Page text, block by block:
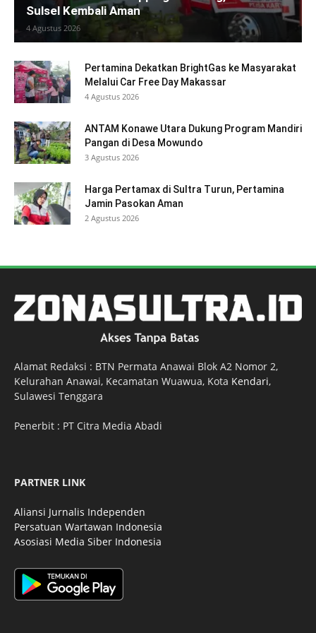
Sulsel Kembali Aman
4 Agustus 2026
Pertamina Dekatkan BrightGas ke Masyarakat
Melalui Car Free Day Makassar
4 Agustus 2026
ANTAM Konawe Utara Dukung Program Mandiri
Pangan di Desa Mowundo
3 Agustus 2026
Harga Pertamax di Sultra Turun, Pertamina
Jamin Pasokan Aman
2 Agustus 2026
Alamat Redaksi : BTN Permata Anawai Blok A2 Nomor 2,
Kelurahan Anawai, Kecamatan Wuawua, Kota Kendari,
Sulawesi Tenggara
Penerbit : PT Citra Media Abadi
PARTNER LINK
Aliansi Jurnalis Independen
Persatuan Wartawan Indonesia
Asosiasi Media Siber Indonesia